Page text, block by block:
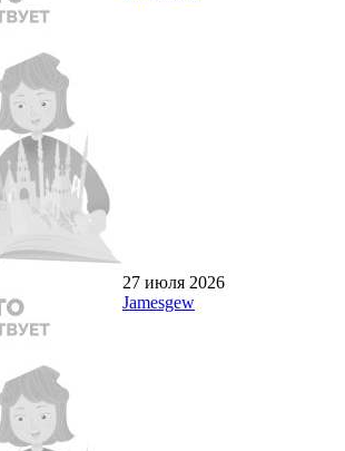
27 июля 2026
Jamesgew